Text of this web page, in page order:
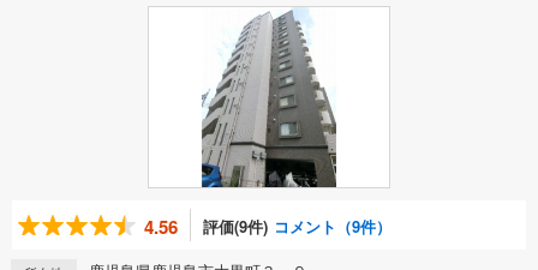
4.56 評価(9件) コメント（9件）